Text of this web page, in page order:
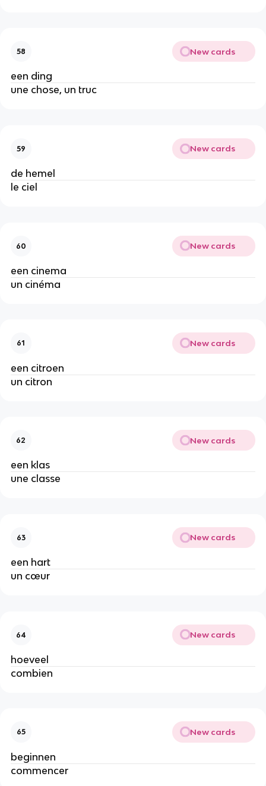
58 New cards
een ding
une chose, un truc
59 New cards
de hemel
le ciel
60 New cards
een cinema
un cinéma
61 New cards
een citroen
un citron
62 New cards
een klas
une classe
63 New cards
een hart
un cœur
64 New cards
hoeveel
combien
65 New cards
beginnen
commencer